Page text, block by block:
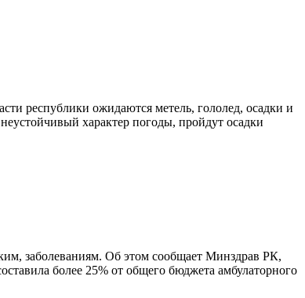
республики ожидаются метель, гололед, осадки и
характер погоды, пройдут осадки
заболеваниям. Об этом сообщает Минздрав РК,
более 25% от общего бюджета амбулаторного